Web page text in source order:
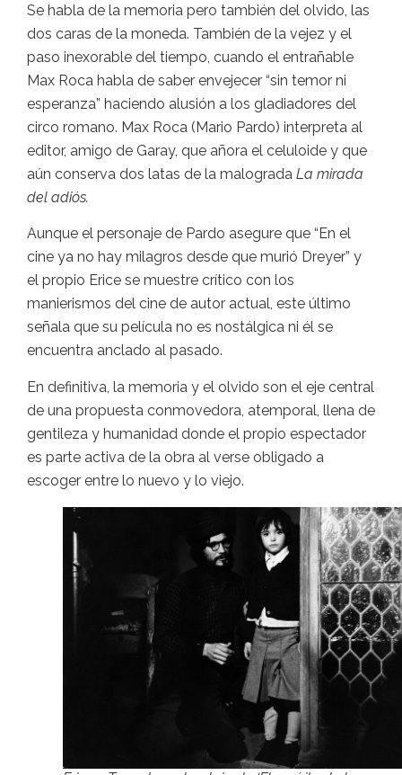
Se habla de la memoria pero también del olvido, las
dos caras de la moneda. También de la vejez y el
paso inexorable del tiempo, cuando el entrañable
Max Roca habla de saber envejecer “sin temor ni
esperanza” haciendo alusión a los gladiadores del
circo romano. Max Roca (Mario Pardo) interpreta al
editor, amigo de Garay, que añora el celuloide y que
aún conserva dos latas de la malograda La mirada
del adiós.
Aunque el personaje de Pardo asegure que “En el
cine ya no hay milagros desde que murió Dreyer” y
el propio Erice se muestre crítico con los
manierismos del cine de autor actual, este último
señala que su película no es nostálgica ni él se
encuentra anclado al pasado.
En definitiva, la memoria y el olvido son el eje central
de una propuesta conmovedora, atemporal, llena de
gentileza y humanidad donde el propio espectador
es parte activa de la obra al verse obligado a
escoger entre lo nuevo y lo viejo.